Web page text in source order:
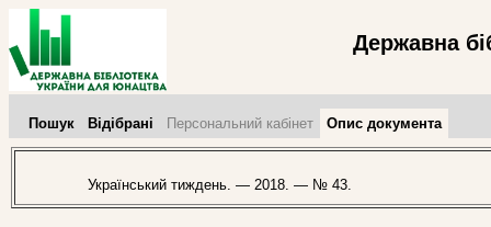
Державна
Пошук Відібрані Персональний кабінет Опис документа
Український тиждень. — 2018. — № 43.